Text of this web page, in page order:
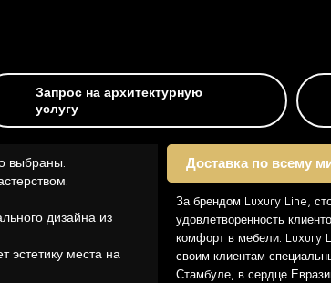
Запрос на архитектурную
услугу
выбраны.
дизайна из
эстетику места на
Доставка по всему
За брендом Luxury Line,
удовлетворенность
комфорт в мебели. Luxury
своим клиентам
Стамбуле, в сердце